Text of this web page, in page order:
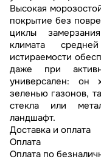
Высокая
покрытие без
циклы
климата
истираемости
даже при
универсален: он
зеленью газонов,
стекла или
ландшафт.
Доставка и оплата
Оплата
Оплата по